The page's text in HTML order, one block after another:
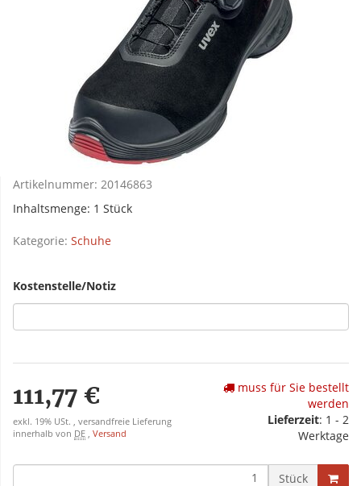
Artikelnummer: 20146863
Inhaltsmenge: 1 Stück
Kategorie: Schuhe
Kostenstelle/Notiz
111,77 €
exkl. 19% USt. , versandfreie Lieferung
innerhalb von DE , Versand
muss für Sie bestellt
werden
Lieferzeit: 1 - 2
Werktage
Stück